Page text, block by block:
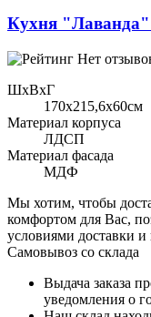
Кухня
Нет
ШхВхГ
170x215,6х60см
Материал корпуса
ЛДСП
Материал фасада
МДФ
Мы хотим, чтобы
комфортом для Вас,
условиями доставки
Самовывоз со склада
Выдача заказа
уведомления о